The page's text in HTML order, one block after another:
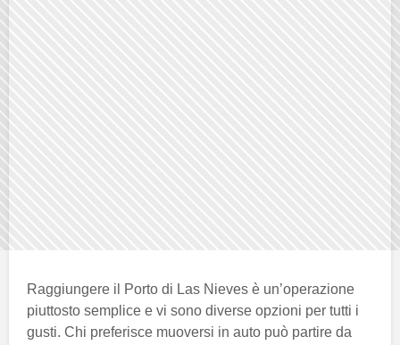
Raggiungere il Porto di Las Nieves è un’operazione
piuttosto semplice e vi sono diverse opzioni per tutti i
gusti. Chi preferisce muoversi in auto può partire da